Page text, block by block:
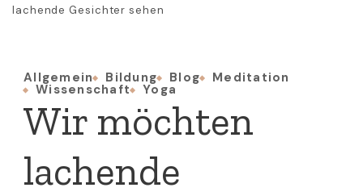
lachende Gesichter sehen
Allgemein Bildung Blog Meditation
Wissenschaft Yoga
Wir möchten
lachende